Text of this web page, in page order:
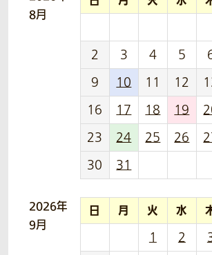
8月
2
3 4 5
9
10 11 12
16
17 18 19
23
24 25 26
30
31
2026年
9月
日 月 火 水
1 2